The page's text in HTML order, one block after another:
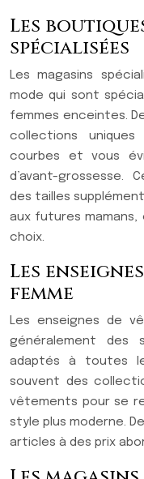
Les
spécialisées
Les magasins
mode qui sont
femmes enceintes.
collections
courbes et vous
d’avant-grossesse.
des tailles
aux futures
choix.
Les
femme
Les enseignes de
généralement
adaptés à toutes
souvent des
vêtements pour se
style plus moderne.
articles à des prix